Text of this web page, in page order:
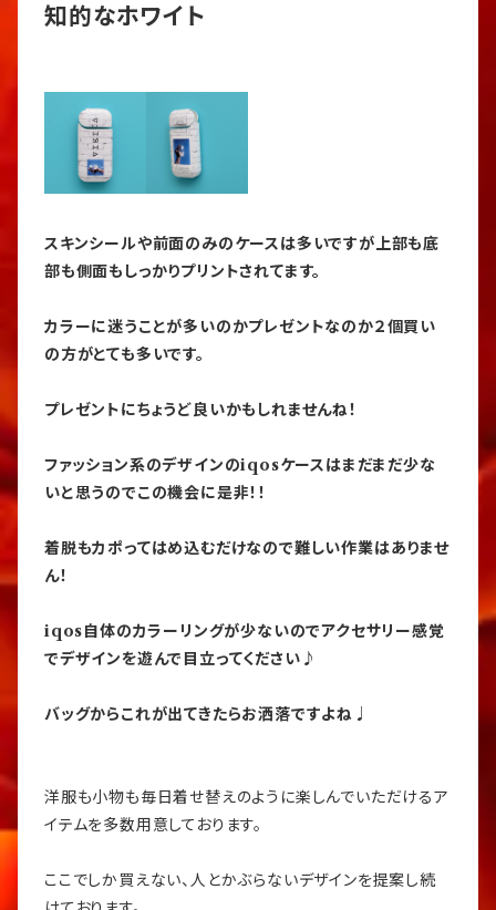
知的なホワイト
スキンシールや前面のみのケースは多いですが上部も底
部も側面もしっかりプリントされてます。
カラーに迷うことが多いのかプレゼントなのか２個買い
の方がとても多いです。
プレゼントにちょうど良いかもしれませんね！
ファッション系のデザインのiqosケースはまだまだ少な
いと思うのでこの機会に是非！！
着脱もカポってはめ込むだけなので難しい作業はありませ
ん！
iqos自体のカラーリングが少ないのでアクセサリー感覚
でデザインを遊んで目立ってください♪
バッグからこれが出てきたらお洒落ですよね♩
洋服も小物も毎日着せ替えのように楽しんでいただけるア
イテムを多数用意しております。
ここでしか買えない、人とかぶらないデザインを提案し続